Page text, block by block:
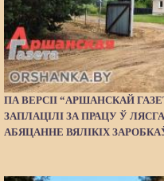
ПА ВЕРСІІ “АРШАНСКАЙ
ЗАПЛАЦІЛІ ЗА ПРАЦУ Ў
АБЯЦАННЕ ВЯЛІКІХ